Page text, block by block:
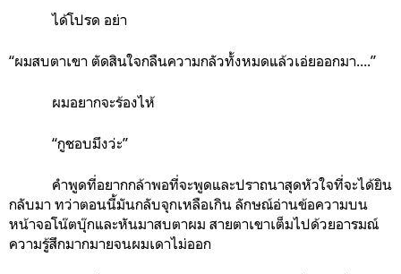
ได้โปรด อย่า
“ผมสบตาเขา ตัดสินใจกลืนความกลัวทั้งหมดแล้วเอ่ยออกมา....”
ผมอยากจะร้องไห้
“กูชอบมึงว่ะ”
คำพูดที่อยากกล้าพอที่จะพูดและปราถนาสุดหัวใจที่จะได้ยิน
กลับมา ทว่าตอนนี้มันกลับจุกเหลือเกิน ลักษณ์อ่านข้อความบน
หน้าจอโน๊ตบุ๊กและหันมาสบตาผม สายตาเขาเต็มไปด้วยอารมณ์
ความรู้สึกมากมายจนผมเดาไม่ออก